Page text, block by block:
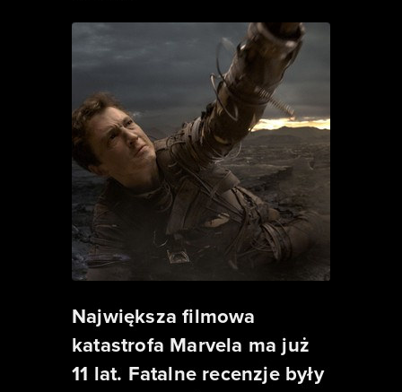
Największa filmowa
katastrofa Marvela ma już
11 lat. Fatalne recenzje były